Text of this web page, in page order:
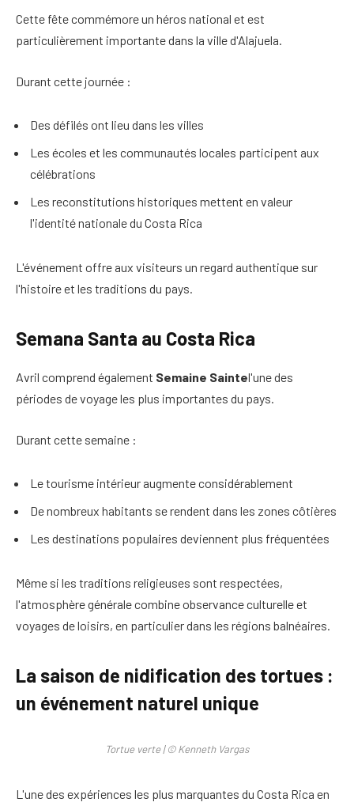
Cette fête commémore un héros national et est
particulièrement importante dans la ville d'Alajuela.
Durant cette journée :
Des défilés ont lieu dans les villes
Les écoles et les communautés locales participent aux
célébrations
Les reconstitutions historiques mettent en valeur
l'identité nationale du Costa Rica
L'événement offre aux visiteurs un regard authentique sur
l'histoire et les traditions du pays.
Semana Santa au Costa Rica
Avril comprend également Semaine Saintel'une des
périodes de voyage les plus importantes du pays.
Durant cette semaine :
Le tourisme intérieur augmente considérablement
De nombreux habitants se rendent dans les zones côtières
Les destinations populaires deviennent plus fréquentées
Même si les traditions religieuses sont respectées,
l'atmosphère générale combine observance culturelle et
voyages de loisirs, en particulier dans les régions balnéaires.
La saison de nidification des tortues :
un événement naturel unique
Tortue verte | © Kenneth Vargas
L'une des expériences les plus marquantes du Costa Rica en